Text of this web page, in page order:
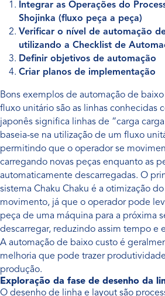
Integrar as Operações do
Shojinka (fluxo peça a peça)
Verificar o nível de automação
utilizando a Checklist de
Definir objetivos de automação
Criar planos de implementação
Bons exemplos de automação de
fluxo unitário são as linhas conhecidas
japonês significa linhas de “carga
baseia-se na utilização de um fluxo
permitindo que o operador se
carregando novas peças enquanto as
automaticamente descarregadas. O
sistema Chaku Chaku é a otimização
movimento, já que o operador pode
peça de uma máquina para a próxima
descarregar, reduzindo assim tempo e
A automação de baixo custo é
melhoria que pode trazer
produção.
Exploração da fase de desenho da
O desenho de linha e layout são